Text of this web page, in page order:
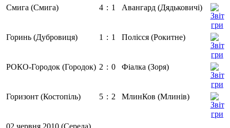
Смига (Смига)
4 : 1 Авангард (Дядьковичі)
Горинь (Дубровиця) 1 : 1 Полісся (Рокитне)
РОКО-Городок (Городок) 2 : 0 Фіалка (Зоря)
Горизонт (Костопіль) 5 : 2 МлинКов (Млинів)
02 червня 2010 (Середа)